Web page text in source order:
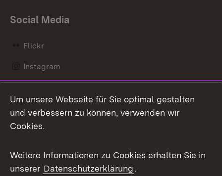
Social Media
Flickr
Instagram
Mastodon
Messenger
Social Wall
X / Twitter
Um unsere Webseite für Sie optimal gestalten
und verbessern zu können, verwenden wir
Cookies.
Weitere Informationen zu Cookies erhalten Sie in
unserer Datenschutzerklärung.